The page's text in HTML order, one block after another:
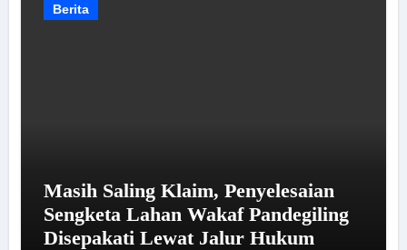
Berita
Masih Saling Klaim, Penyelesaian
Sengketa Lahan Wakaf Pandegiling
Disepakati Lewat Jalur Hukum